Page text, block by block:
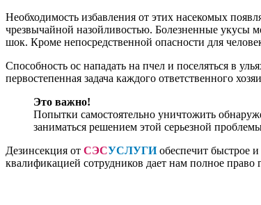
Необходимость избавления от этих насекомых
чрезвычайной назойливостью. Болезненные укусы
шок. Кроме непосредственной опасности для
Способность ос нападать на пчел и поселяться в
первостепенная задача каждого ответственного
Это важно!
Попытки самостоятельно уничтожить
заниматься решением этой серьезной
Дезинсекция от СЭСУСЛУГИобеспечит быстрое
квалификацией сотрудников дает нам полное право